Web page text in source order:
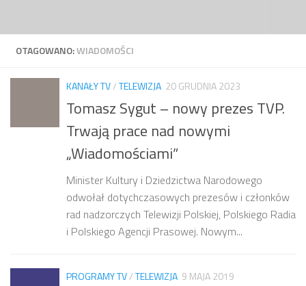
OTAGOWANO:WIADOMOŚCI
KANAŁY TV/TELEWIZJA 20 GRUDNIA 2023
Tomasz Sygut – nowy prezes TVP.
Trwają prace nad nowymi
„Wiadomościami”
Minister Kultury i Dziedzictwa Narodowego
odwołał dotychczasowych prezesów i członków
rad nadzorczych Telewizji Polskiej, Polskiego Radia
i Polskiego Agencji Prasowej. Nowym...
PROGRAMY TV/TELEWIZJA 9 MAJA 2019